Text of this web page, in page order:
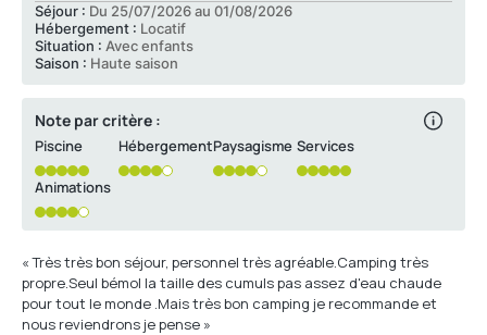
Séjour : Du 25/07/2026 au 01/08/2026
Hébergement : Locatif
Situation : Avec enfants
Saison : Haute saison
Note par critère :
Piscine Hébergement Paysagisme Services
Animations
« Très très bon séjour, personnel très agréable.Camping très
propre.Seul bémol la taille des cumuls pas assez d'eau chaude
pour tout le monde .Mais très bon camping je recommande et
nous reviendrons je pense »